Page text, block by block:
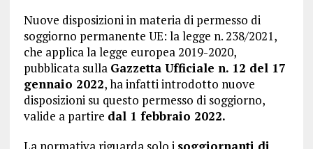
Nuove disposizioni in materia di permesso di
soggiorno permanente UE: la legge n. 238/2021,
che applica la legge europea 2019-2020,
pubblicata sulla Gazzetta Ufficiale n. 12 del 17
gennaio 2022, ha infatti introdotto nuove
disposizioni su questo permesso di soggiorno,
valide a partire dal 1 febbraio 2022.